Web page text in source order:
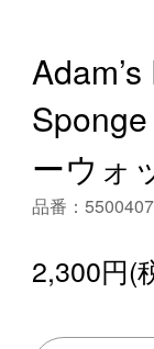
ーウォ
品番：
2,300円(